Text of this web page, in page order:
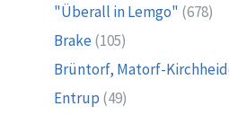
"Überall in Lemgo" (678)
Brake (105)
Brüntorf, Matorf-
Entrup (49)